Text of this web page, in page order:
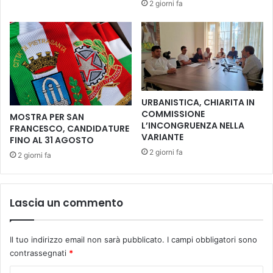
i
m
p
a
r
n
o
l
’
i
i
n
e
d
c
h
e
d
e
i
m
i
t
a
l
a
Z
L
a
2 giorni fa
MOSTRA PER SAN
FRANCESCO, CANDIDATURE
FINO AL 31 AGOSTO
2 giorni fa
URBANISTICA, CHIARITA IN
COMMISSIONE
L’INCONGRUENZA NELLA
VARIANTE
2 giorni fa
Lascia un commento
Il tuo indirizzo email non sarà pubblicato. I campi obbligatori sono
contrassegnati *